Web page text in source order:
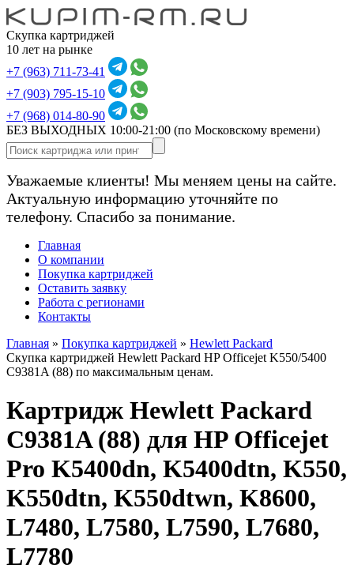
Скупка картриджей
10 лет на рынке
+7 (963) 711-73-41
+7 (903) 795-15-10
+7 (968) 014-80-90
БЕЗ ВЫХОДНЫХ 10:00-21:00 (по Московскому времени)
Уважаемые клиенты! Мы меняем цены на сайте.
Актуальную информацию уточняйте по
телефону. Спасибо за понимание.
Главная
О компании
Покупка картриджей
Оставить заявку
Работа с регионами
Контакты
Главная » Покупка картриджей » Hewlett Packard
Скупка картриджей Hewlett Packard HP Officejet K550/5400
C9381A (88) по максимальным ценам.
Картридж Hewlett Packard
C9381A (88) для HP Officejet
Pro K5400dn, K5400dtn, K550,
K550dtn, K550dtwn, K8600,
L7480, L7580, L7590, L7680,
L7780